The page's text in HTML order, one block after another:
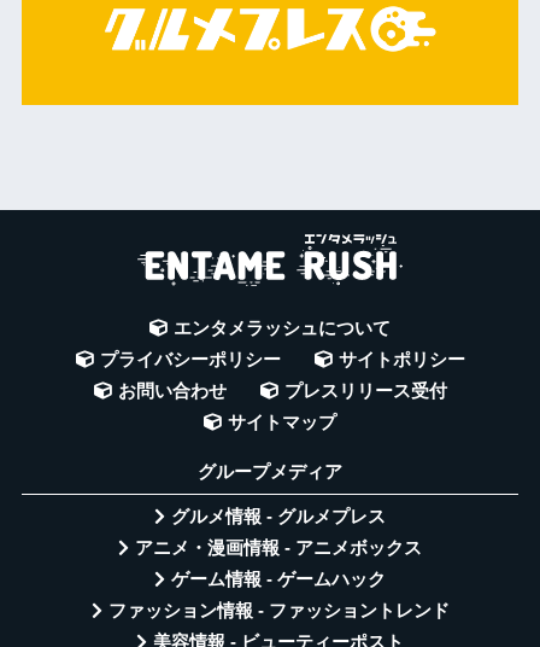
エンタメラッシュについて
プライバシーポリシー
サイトポリシー
お問い合わせ
プレスリリース受付
サイトマップ
グループメディア
グルメ情報 - グルメプレス
アニメ・漫画情報 - アニメボックス
ゲーム情報 - ゲームハック
ファッション情報 - ファッショントレンド
美容情報 - ビューティーポスト